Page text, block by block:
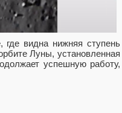
где видна нижняя ступень
Луны, установленная
успешную работу,